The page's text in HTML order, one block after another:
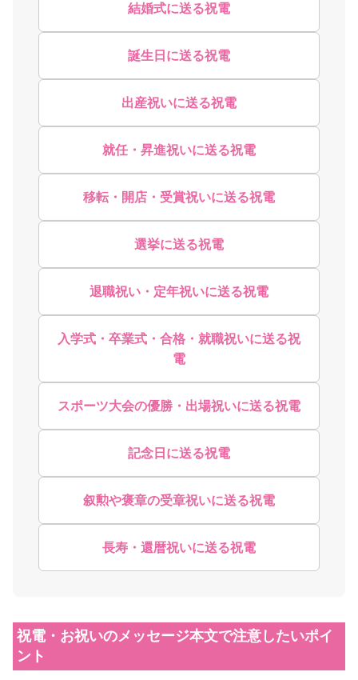
結婚式に送る祝電
誕生日に送る祝電
出産祝いに送る祝電
就任・昇進祝いに送る祝電
移転・開店・受賞祝いに送る祝電
選挙に送る祝電
退職祝い・定年祝いに送る祝電
入学式・卒業式・合格・就職祝いに送る祝
電
スポーツ大会の優勝・出場祝いに送る祝電
記念日に送る祝電
叙勲や褒章の受章祝いに送る祝電
長寿・還暦祝いに送る祝電
祝電・お祝いのメッセージ本文で注意したいポイ
ント